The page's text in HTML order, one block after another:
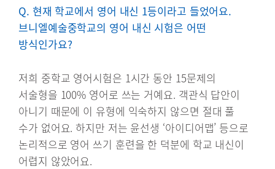
Q. 현재 학교에서 영어 내신 1등이라고 들었어요.
브니엘예술중학교의 영어 내신 시험은 어떤
방식인가요?
저희 중학교 영어시험은 1시간 동안 15문제의
서술형을 100% 영어로 쓰는 거예요. 객관식 답안이
아니기 때문에 이 유형에 익숙하지 않으면 절대 풀
수가 없어요. 하지만 저는 윤선생 ‘아이디어맵’ 등으로
논리적으로 영어 쓰기 훈련을 한 덕분에 학교 내신이
어렵지 않았어요.